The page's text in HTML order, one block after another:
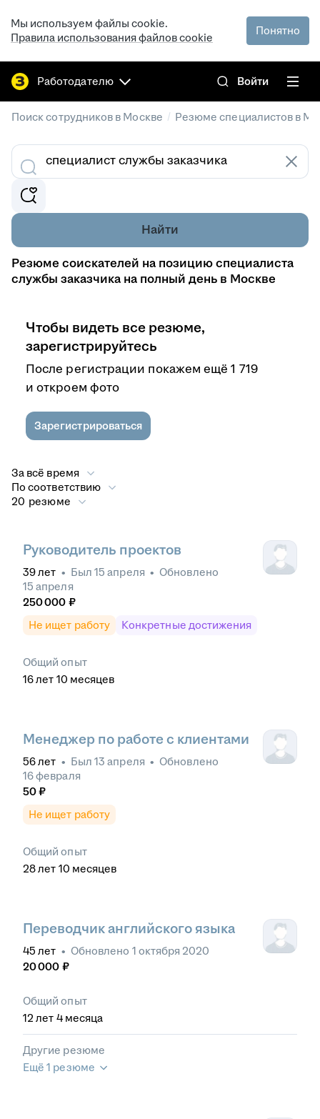
Мы используем файлы cookie.
Правила использования файлов cookie
Понятно
Работодателю Войти
Поиск сотрудников в Москве / Резюме специалистов в
Найти
Резюме соискателей на позицию специалиста
службы заказчика на полный день в Москве
Чтобы видеть все резюме,
зарегистрируйтесь
После регистрации покажем ещё 1 719
и откроем фото
Зарегистрироваться
За всё время
По соответствию
20 резюме
Руководитель проектов
39лет • Был 15 апреля • Обновлено
15 апреля
250 000 ₽
Не ищет работу
Конкретные достижения
Общий опыт
16лет 10 месяцев
Менеджер по работе с клиентами
56лет • Был 13 апреля • Обновлено
16 февраля
50₽
Не ищет работу
Общий опыт
28лет 10 месяцев
Переводчик английского языка
45 лет • Обновлено 1 октября 2020
20 000 ₽
Общий опыт
12 лет 4 месяца
Другие резюме
Ещё 1 резюме